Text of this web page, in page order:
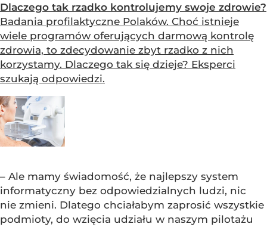
Dlaczego tak rzadko kontrolujemy swoje zdrowie?
Badania profilaktyczne Polaków. Choć istnieje
wiele programów oferujących darmową kontrolę
zdrowia, to zdecydowanie zbyt rzadko z nich
korzystamy. Dlaczego tak się dzieje? Eksperci
szukają odpowiedzi.
– Ale mamy świadomość, że najlepszy system
informatyczny bez odpowiedzialnych ludzi, nic
nie zmieni. Dlatego chciałabym zaprosić wszystkie
podmioty, do wzięcia udziału w naszym pilotażu